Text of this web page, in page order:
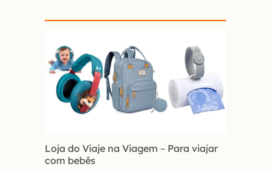
Loja do Viaje na Viagem – Para viajar
com bebês